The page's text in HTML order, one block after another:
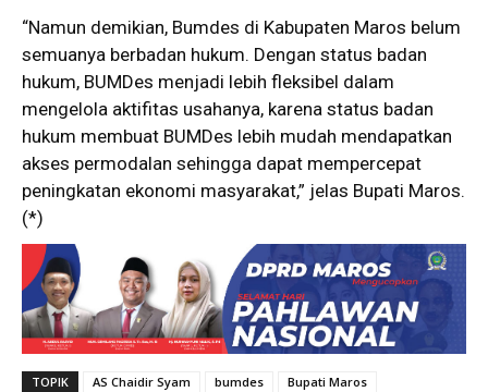
“Namun demikian, Bumdes di Kabupaten Maros belum
semuanya berbadan hukum. Dengan status badan
hukum, BUMDes menjadi lebih fleksibel dalam
mengelola aktifitas usahanya, karena status badan
hukum membuat BUMDes lebih mudah mendapatkan
akses permodalan sehingga dapat mempercepat
peningkatan ekonomi masyarakat,” jelas Bupati Maros.
(*)
TOPIK AS Chaidir Syam bumdes Bupati Maros